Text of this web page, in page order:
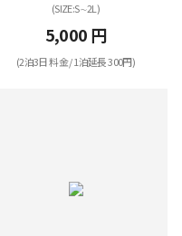
(SIZE:S∼2L)
5,000 円
(2泊3日 料金 / 1泊延長 300円)